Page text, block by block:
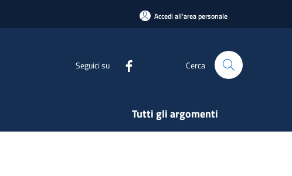
Accedi all'area personale
Seguici su Cerca
Tutti gli argomenti